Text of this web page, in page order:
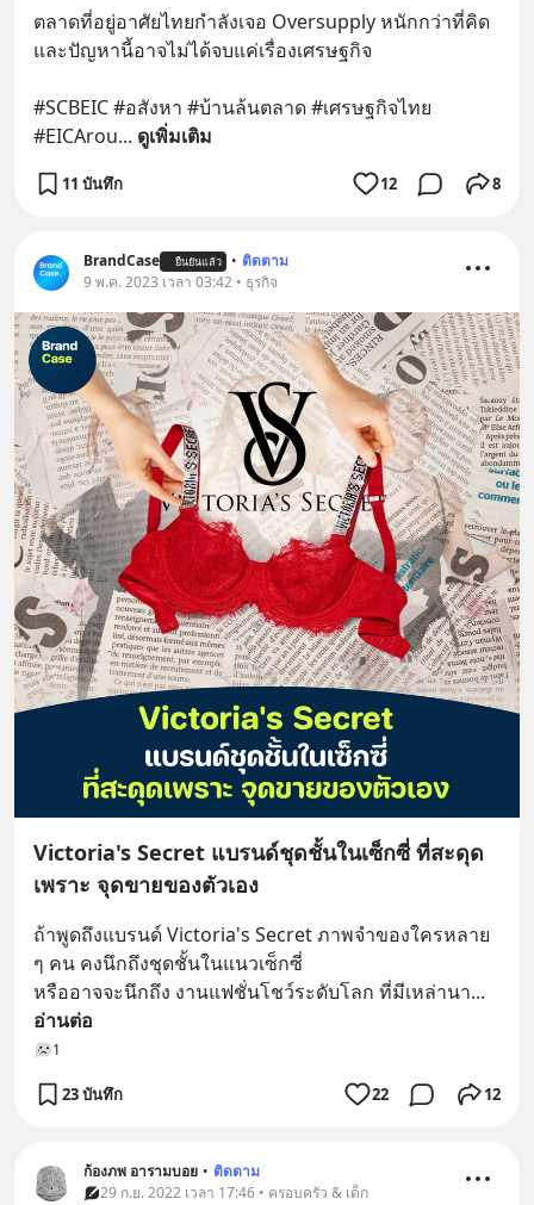
ตลาดที่อยู่อาศัยไทยกำลังเจอ Oversupply หนักกว่าที่คิด
และปัญหานี้อาจไม่ได้จบแค่เรื่องเศรษฐกิจ
#SCBEIC #อสังหา #บ้านล้นตลาด #เศรษฐกิจไทย
#EICArou... ดูเพิ่มเติม
11 บันทึก 12 8
BrandCase ยืนยันแล้ว • ติดตาม
9 พ.ค. 2023 เวลา 03:42 • ธุรกิจ
Victoria's Secret แบรนด์ชุดชั้นในเซ็กซี่ ที่สะดุด
เพราะ จุดขายของตัวเอง
ถ้าพูดถึงแบรนด์ Victoria's Secret ภาพจำของใครหลาย
ๆ คน คงนึกถึงชุดชั้นในแนวเซ็กซี่
หรืออาจจะนึกถึง งานแฟชั่นโชว์ระดับโลก ที่มีเหล่านา
อ่านต่อ
1
23 บันทึก 22 12
ก้องภพ อารามบอย • ติดตาม
29 ก.ย. 2022 เวลา 17:46 • ครอบครัว & เด็ก